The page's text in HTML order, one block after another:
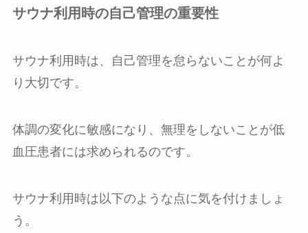
サウナ利用時の自己管理の重要性
サウナ利用時は、自己管理を怠らないことが何よ
り大切です。
体調の変化に敏感になり、無理をしないことが低
血圧患者には求められるのです。
サウナ利用時は以下のような点に気を付けましょ
う。